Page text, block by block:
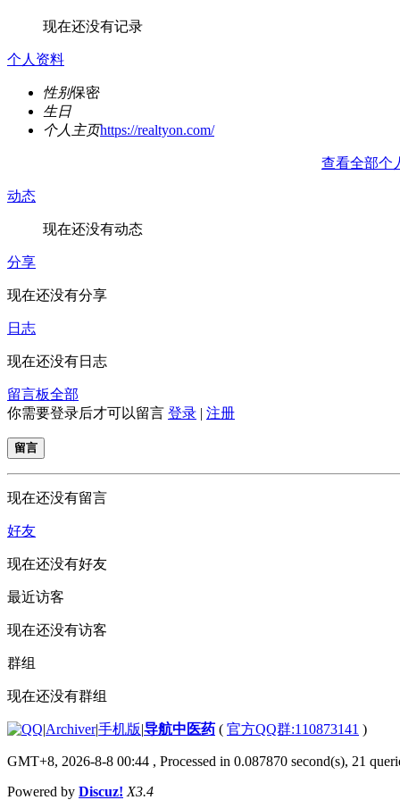
现在还没有记录
个人资料
性别保密
生日
个人主页https://realtyon.com/
查看全部个
动态
现在还没有动态
分享
现在还没有分享
日志
现在还没有日志
留言板全部
你需要登录后才可以留言 登录 | 注册
留言
现在还没有留言
好友
现在还没有好友
最近访客
现在还没有访客
群组
现在还没有群组
|Archiver|手机版|导航中医药 ( 官方QQ群:110873141 )
GMT+8, 2026-8-8 00:44 , Processed in 0.087870 second(s), 21
Powered by Discuz! X3.4